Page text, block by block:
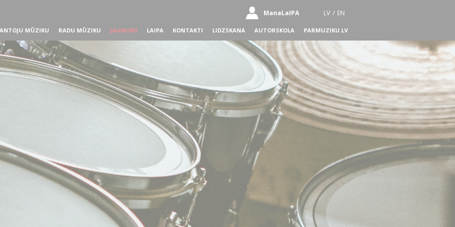
ManaLaIPA LV / EN
MŪZIKU RADU MŪZIKU JAUNUMI LAIPA KONTAKTI LIDZSKANA AUTORSKOLA PARMUZIKU.LV